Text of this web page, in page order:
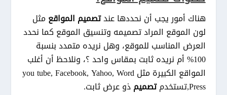
هناك أمور يجب أن نحددها عندتصميم المواقعمثل
لون الموقع المراد تصميمه وتنسيق الموقع كما نحدد
العرض المناسب للموقع، وهل نريده متمدد بنسبة
100% أم نريده ثابت بمقاس واحد ؟، ونلاحظ أن أغلب
المواقع الكبيرة مثل you tube, Facebook, Yahoo, Word
Press,تستخدم
تصميمذو عرض ثابت.